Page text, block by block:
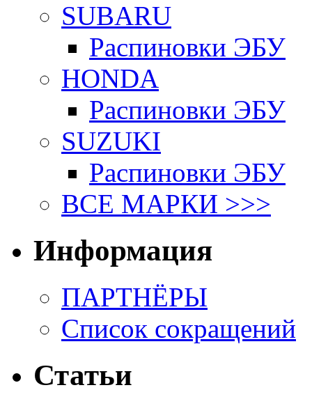
SUBARU
Распиновки ЭБУ
HONDA
Распиновки ЭБУ
SUZUKI
Распиновки ЭБУ
ВСЕ МАРКИ >>>
Информация
ПАРТНЁРЫ
Список сокращений
Статьи